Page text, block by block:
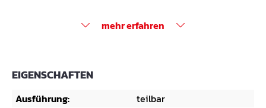
mehr erfahren
EIGENSCHAFTEN
Ausführung:
teilbar